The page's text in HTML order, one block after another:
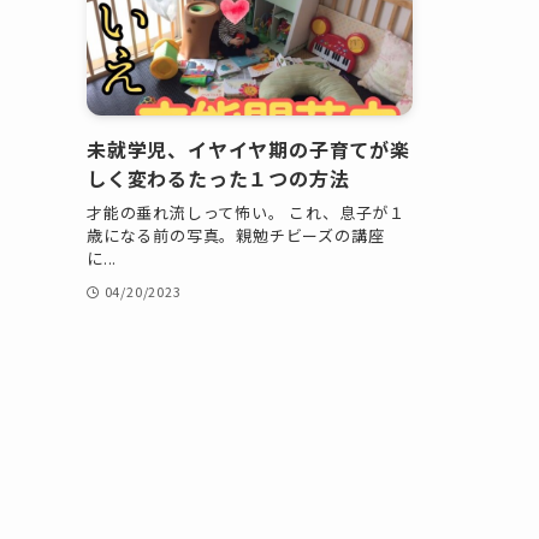
未就学児、イヤイヤ期の子育てが楽
しく変わるたった１つの方法
才能の垂れ流しって怖い。 これ、息子が１
歳になる前の写真。親勉チビーズの講座
に...
04/20/2023